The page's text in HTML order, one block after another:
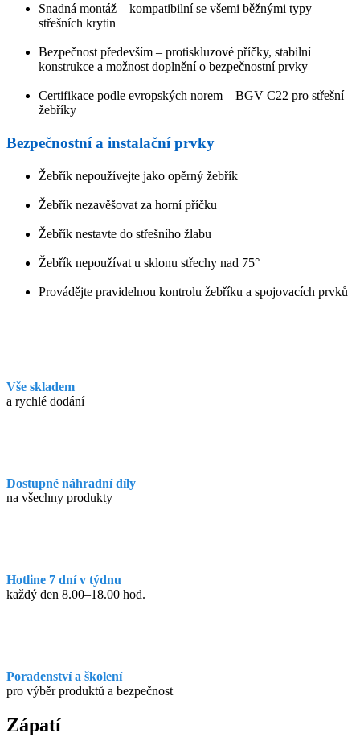
Snadná montáž – kompatibilní se všemi běžnými typy
střešních krytin
Bezpečnost především – protiskluzové příčky, stabilní
konstrukce a možnost doplnění o bezpečnostní prvky
Certifikace podle evropských norem – BGV C22 pro střešní
žebříky
Bezpečnostní a instalační prvky
Žebřík nepoužívejte jako opěrný žebřík
Žebřík nezavěšovat za horní příčku
Žebřík nestavte do střešního žlabu
Žebřík nepoužívat u sklonu střechy nad 75°
Provádějte pravidelnou kontrolu žebříku a spojovacích prvků
Vše skladem
a rychlé dodání
Dostupné náhradní díly
na všechny produkty
Hotline 7 dní v týdnu
každý den 8.00–18.00 hod.
Poradenství a školení
pro výběr produktů a bezpečnost
Zápatí